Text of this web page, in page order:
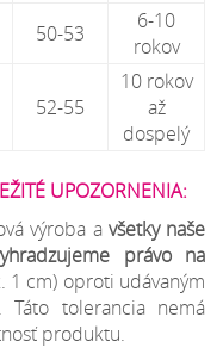
50-53
6-10
rokov
52-55
10 rokov
až
dospelý
UPOZORNENIA:
výroba a všetky naše
právo na
1 cm) oproti udávaným
Táto tolerancia nemá
produktu.